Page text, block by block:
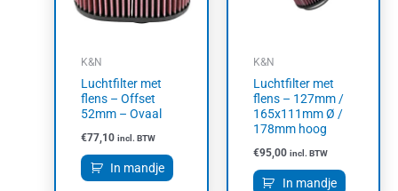
K&N
Luchtfilter met
flens – Offset
52mm – Ovaal
€77,10 incl. BTW
In mandje
K&N
Luchtfilter met
flens – 127mm /
165x111mm Ø /
178mm hoog
€95,00 incl. BTW
In mandje